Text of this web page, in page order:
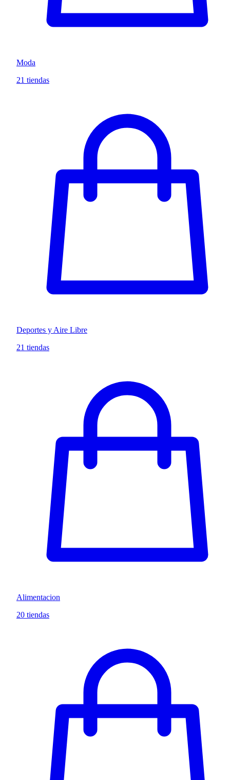
Moda
21 tiendas
Deportes y Aire Libre
21 tiendas
Alimentacion
20 tiendas